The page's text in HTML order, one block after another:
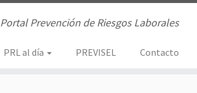
Portal Prevención de Riesgos Laborales
PRL al día PREVISEL Contacto